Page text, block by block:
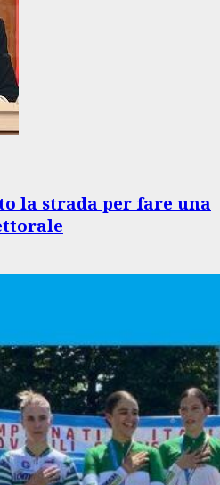
la strada per fare una